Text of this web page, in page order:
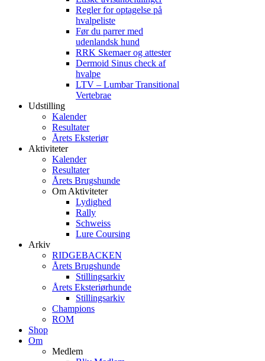
Regler for optagelse på
hvalpeliste
Før du parrer med
udenlandsk hund
RRK Skemaer og attester
Dermoid Sinus check af
hvalpe
LTV – Lumbar Transitional
Vertebrae
Udstilling
Kalender
Resultater
Årets Eksteriør
Aktiviteter
Kalender
Resultater
Årets Brugshunde
Om Aktiviteter
Lydighed
Rally
Schweiss
Lure Coursing
Arkiv
RIDGEBACKEN
Årets Brugshunde
Stillingsarkiv
Årets Eksteriørhunde
Stillingsarkiv
Champions
ROM
Shop
Om
Medlem